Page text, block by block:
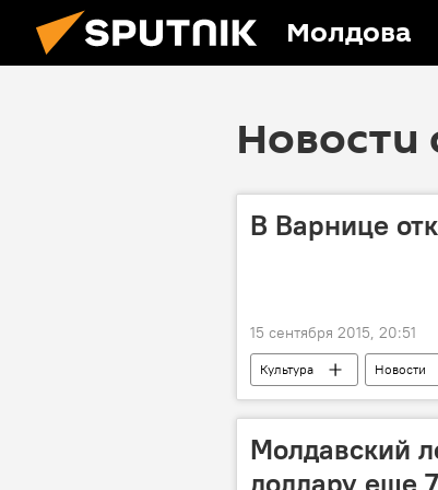
Молдова
Новости
В Варнице
15 сентября 2015, 20:51
Культура Новости
Варница
Карл XII
Молдавский